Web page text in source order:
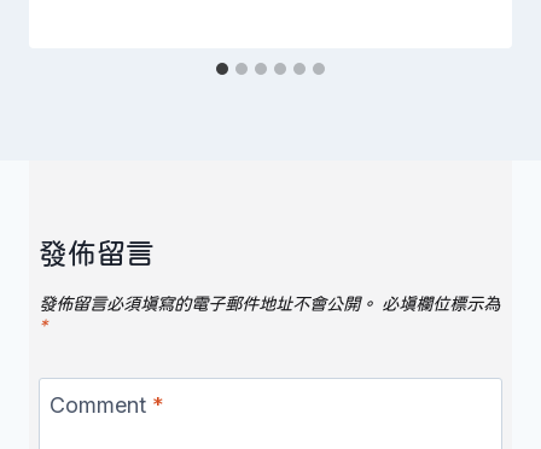
發佈留言
發佈留言必須填寫的電子郵件地址不會公開。 必填欄位標示為
*
Comment *